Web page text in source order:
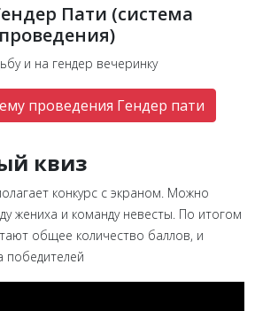
Пати (система
проведения)
и на гендер вечеринку
проведения Гендер пати
квиз
конкурс с экраном. Можно
жениха и команду невесты. По итогом
общее количество баллов, и
победителей